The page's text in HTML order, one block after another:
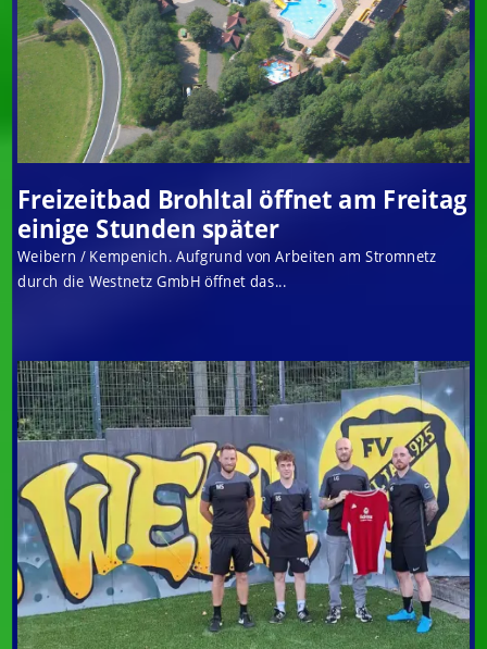
Freizeitbad Brohltal öffnet am Freitag
einige Stunden später
Weibern / Kempenich. Aufgrund von Arbeiten am Stromnetz
durch die Westnetz GmbH öffnet das...